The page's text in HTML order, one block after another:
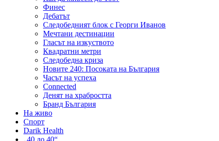
Финес
Дебатът
Следобедният блок с Георги Иванов
Мечтани дестинации
Гласът на изкуството
Квадратни метри
Следобедна криза
Новите 240: Посоката на България
Часът на успеха
Connected
Денят на храбростта
Бранд България
На живо
Спорт
Darik Health
„40 до 40“